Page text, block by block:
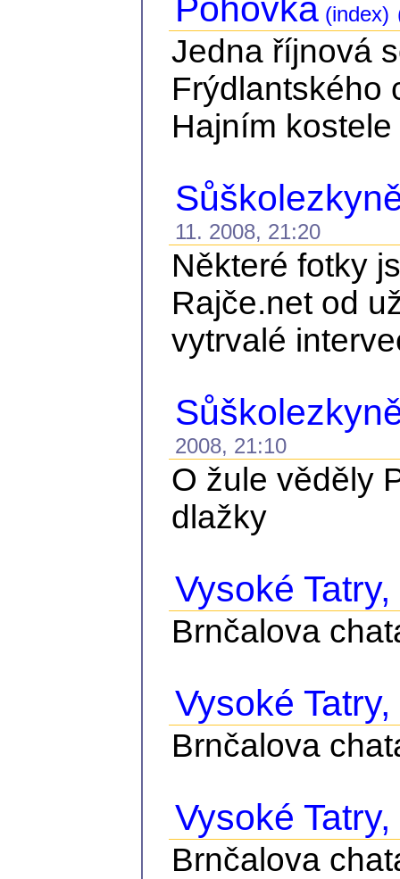
Pohovka(index)
Jedna říjnová
Frýdlantského
Hajním
11. 2008, 21:20
Některé fotky
Rajče.net od
vytrvalé
2008, 21:10
O žule věděly
dlažky
Vysoké
Brnčalova
Vysoké Tatry,
Brnčalova
Vysoké
Brnčalova